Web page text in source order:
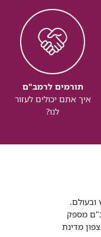
תורמים לרמב"ם
איך אתם יכולים לעזור
לנו?
ובעולם.
כ- 1000 מיטות אשפוז. רמב"ם מספק
חולים על אזורי עבור 12 בתי חולים בצפון מדינת